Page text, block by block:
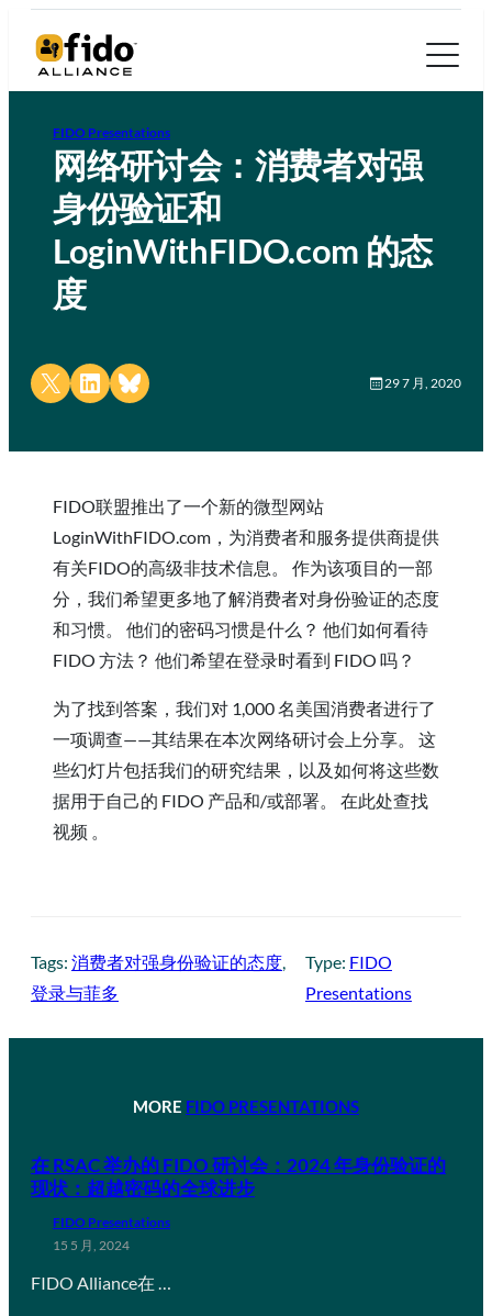
FIDO Presentations
网络研讨会：消费者对强
身份验证和
LoginWithFIDO.com 的态
度
Share on X Share on LinkedIn
Share on Bluesky 29 7 月, 2020
FIDO联盟推出了一个新的微型网站
LoginWithFIDO.com，为消费者和服务提供商提供
有关FIDO的高级非技术信息。 作为该项目的一部
分，我们希望更多地了解消费者对身份验证的态度
和习惯。 他们的密码习惯是什么？ 他们如何看待
FIDO 方法？ 他们希望在登录时看到 FIDO 吗？
为了找到答案，我们对 1,000 名美国消费者进行了
一项调查——其结果在本次网络研讨会上分享。 这
些幻灯片包括我们的研究结果，以及如何将这些数
据用于自己的 FIDO 产品和/或部署。 在此处查找
视频 。
Tags: 消费者对强身份验证的态度
登录与菲多
Type: FIDO
Presentations
MORE FIDO PRESENTATIONS
在 RSAC 举办的 FIDO 研讨会：2024 年身份验证的
现状：超越密码的全球进步
FIDO Presentations
15 5 月, 2024
FIDO Alliance在 …